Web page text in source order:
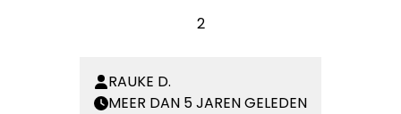
2
RAUKE D.
MEER DAN 5 JAREN GELEDEN